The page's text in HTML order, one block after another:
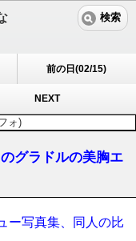
検索
前の日(02/15)
NEXT
ォ)
グラドルの美胸エ
ー写真集、同人の比